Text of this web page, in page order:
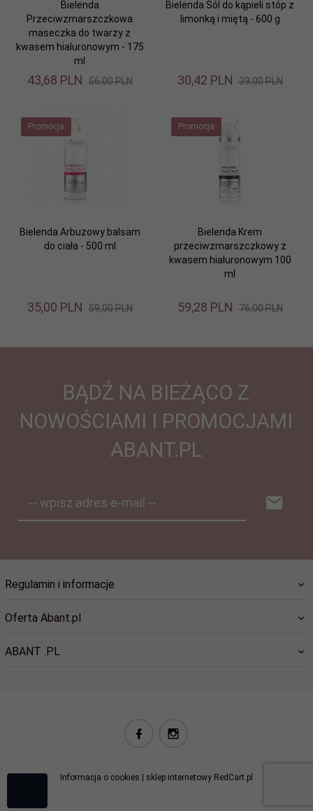
Bielenda
Przeciwzmarszczkowa
maseczka do twarzy z
kwasem hialuronowym - 175
ml
43,68 PLN 56,00 PLN
Bielenda Sól do kąpieli stóp z
limonką i miętą - 600 g
30,42 PLN 39,00 PLN
Promocja
Bielenda Arbuzowy balsam
do ciała - 500 ml
35,00 PLN 59,00 PLN
Promocja
Bielenda Krem
przeciwzmarszczkowy z
kwasem hialuronowym 100
ml
59,28 PLN 76,00 PLN
BĄDŹ NA BIEŻĄCO Z
NOWOŚCIAMI I PROMOCJAMI
ABANT.PL
-- wpisz adres e-mail --
Regulamin i informacje
Oferta Abant.pl
ABANT .PL
Informacja o cookies | sklep internetowy RedCart.pl